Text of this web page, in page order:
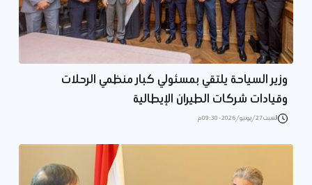
وزير السياحة يلتقي بمسئولي كبار منظمي الرحلات
وقيادات شركات الطيران الإيطالية
السبت 27/يونيو/2026 - 09:30 م